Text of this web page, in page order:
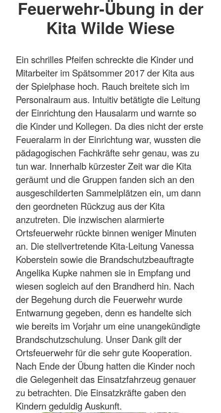
Feuerwehr-Übung in der
Kita Wilde Wiese
Ein schrilles Pfeifen schreckte die Kinder und
Mitarbeiter im Spätsommer 2017 der Kita aus
der Spielphase hoch. Rauch breitete sich im
Personalraum aus. Intuitiv betätigte die Leitung
der Einrichtung den Hausalarm und warnte so
die Kinder und Kollegen. Da dies nicht der erste
Feueralarm in der Einrichtung war, wussten die
pädagogischen Fachkräfte sehr genau, was zu
tun war. Innerhalb kürzester Zeit war die Kita
geräumt und die Gruppen fanden sich an den
ausgeschilderten Sammelplätzen ein, um dann
den geordneten Rückzug aus der Kita
anzutreten. Die inzwischen alarmierte
Ortsfeuerwehr rückte binnen weniger Minuten
an. Die stellvertretende Kita-Leitung Vanessa
Koberstein sowie die Brandschutzbeauftragte
Angelika Kupke nahmen sie in Empfang und
wiesen sogleich auf den Brandherd hin. Nach
der Begehung durch die Feuerwehr wurde
Entwarnung gegeben, denn es handelte sich
wie bereits im Vorjahr um eine unangekündigte
Brandschutzschulung. Unser Dank gilt der
Ortsfeuerwehr für die sehr gute Kooperation.
Nach Ende der Übung hatten die Kinder noch
die Gelegenheit das Einsatzfahrzeug genauer
zu betrachten. Die Einsatzkräfte gaben den
Kindern geduldig Auskunft.